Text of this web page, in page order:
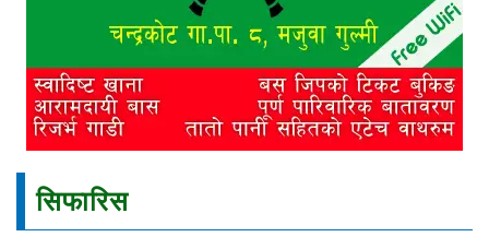
सिफारिस